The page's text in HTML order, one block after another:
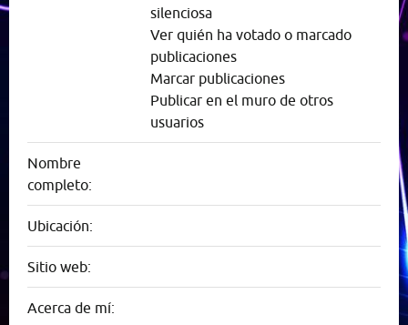
silenciosa
Ver quién ha votado o marcado
publicaciones
Marcar publicaciones
Publicar en el muro de otros
usuarios
Nombre
completo:
Ubicación:
Sitio web:
Acerca de mí: